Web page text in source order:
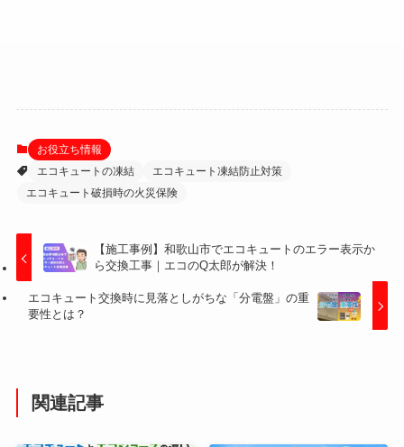
お役立ち情報
エコキュートの凍結
エコキュート凍結防止対策
エコキュート破損時の火災保険
【施工事例】和歌山市でエコキュートのエラー表示か
ら交換工事｜エコのQ太郎が解決！
エコキュート交換時に見落としがちな「分電盤」の重
要性とは？
関連記事